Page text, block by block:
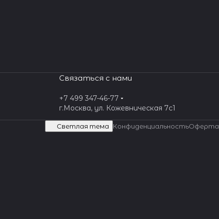
Связаться с нами
+7 499 347-46-77
г.Москва, ул. Кожевническая 7c1
Светлая тема КонфиденциальностьОферта